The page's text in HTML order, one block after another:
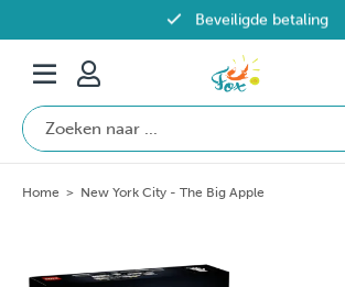
Beveiligde betaling
Gratis verzending vanaf €69 in
Home > New York City - The Big Apple